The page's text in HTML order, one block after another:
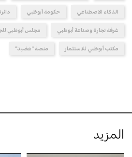
الذكاء الاصطناعي حكومة أبوظبي
غرفة تجارة وصناعة أبوظبي مجلس أبوظبي
مكتب أبوظبي للاستثمار منصة "عضيد"
المزيد